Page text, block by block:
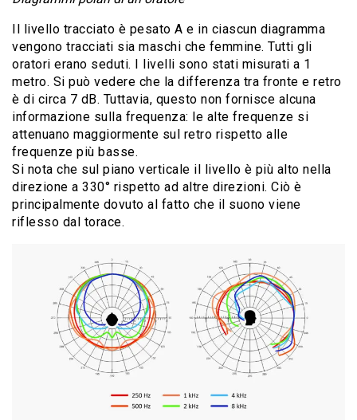
Il livello tracciato è pesato A e in ciascun diagramma
vengono tracciati sia maschi che femmine. Tutti gli
oratori erano seduti. I livelli sono stati misurati a 1
metro. Si può vedere che la differenza tra fronte e retro
è di circa 7 dB. Tuttavia, questo non fornisce alcuna
informazione sulla frequenza: le alte frequenze si
attenuano maggiormente sul retro rispetto alle
frequenze più basse.
Si nota che sul piano verticale il livello è più alto nella
direzione a 330° rispetto ad altre direzioni. Ciò è
principalmente dovuto al fatto che il suono viene
riflesso dal torace.